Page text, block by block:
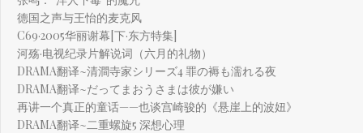
德国之声与王怡的麦克风
C69·2005华丽谢幕[下·东方特集]
河殇·电视纪录片解说词（六月的礼物）
DRAMA翻译~清澗寺家シリーズ4 罪の褥も濡れる夜
DRAMA翻译~だってまおうさまは彼が嫌い
再讲一个真正的童话——也谈宫崎骏的《悬崖上的波妞》
DRAMA翻译~二重螺旋5 深想心理